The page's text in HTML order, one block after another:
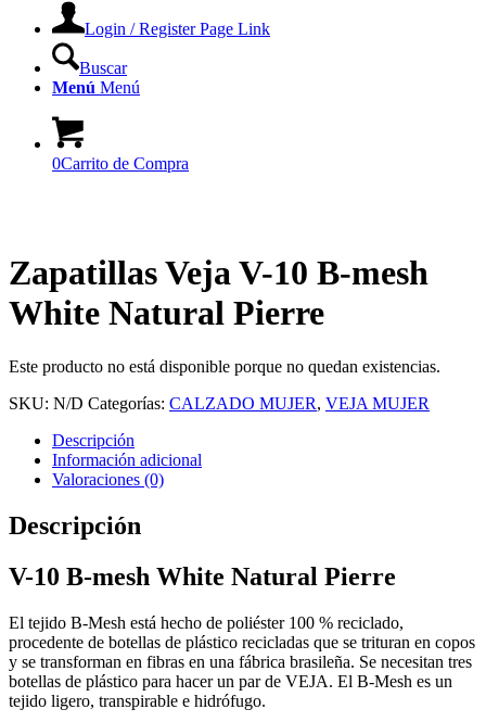
Login / Register Page Link
Buscar
Menú Menú
0Carrito de Compra
Zapatillas Veja V-10 B-mesh
White Natural Pierre
Este producto no está disponible porque no quedan existencias.
SKU: N/D Categorías: CALZADO MUJER, VEJA MUJER
Descripción
Información adicional
Valoraciones (0)
Descripción
V-10 B-mesh White Natural Pierre
El tejido B-Mesh está hecho de poliéster 100 % reciclado,
procedente de botellas de plástico recicladas que se trituran en copos
y se transforman en fibras en una fábrica brasileña. Se necesitan tres
botellas de plástico para hacer un par de VEJA. El B-Mesh es un
tejido ligero, transpirable e hidrófugo.